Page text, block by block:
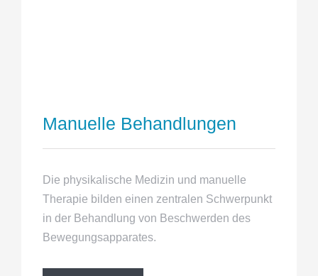
Manuelle Behandlungen
Die physikalische Medizin und manuelle
Therapie bilden einen zentralen Schwerpunkt
in der Behandlung von Beschwerden des
Bewegungsapparates.